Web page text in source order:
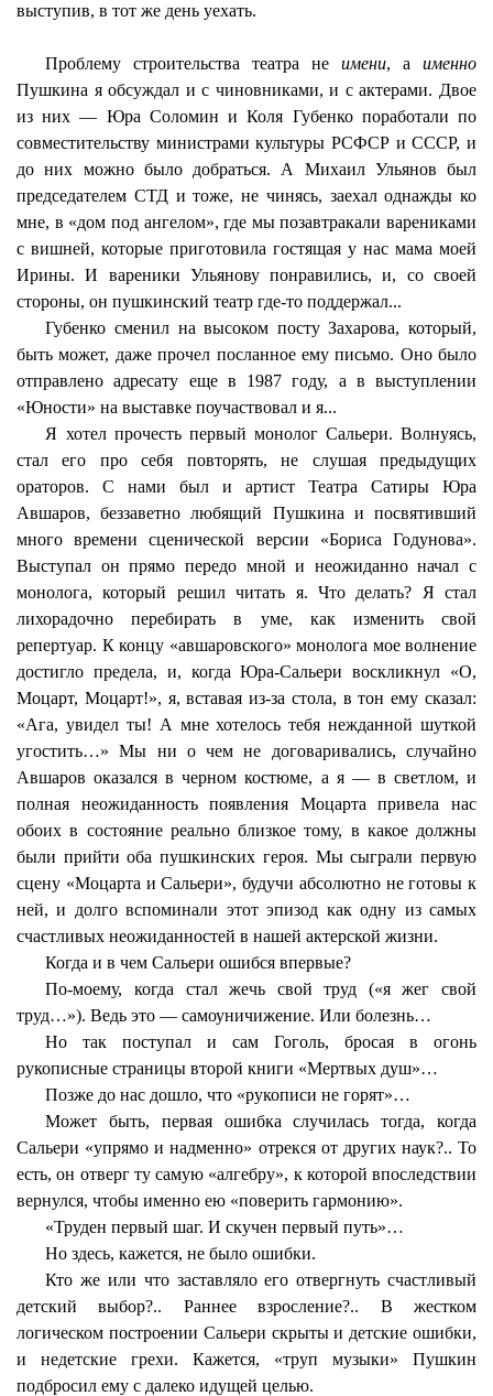
выступив, в тот же день уехать.
Проблему строительства театра неимени, аименно
Пушкина я обсуждал и с чиновниками, и с актерами. Двое
из них — Юра Соломин и Коля Губенко поработали по
совместительству министрами культуры РСФСР и СССР, и
до них можно было добраться. А Михаил Ульянов был
председателем СТД и тоже, не чинясь, заехал однажды ко
мне, в «дом под ангелом», где мы позавтракали варениками
с вишней, которые приготовила гостящая у нас мама моей
Ирины. И вареники Ульянову понравились, и, со своей
стороны, он пушкинский театр где-то поддержал...
Губенко сменил на высоком посту Захарова, который,
быть может, даже прочел посланное ему письмо. Оно было
отправлено адресату еще в 1987 году, а в выступлении
«Юности» на выставке поучаствовал и я...
Я хотел прочесть первый монолог Сальери. Волнуясь,
стал его про себя повторять, не слушая предыдущих
ораторов. С нами был и артист Театра Сатиры Юра
Авшаров, беззаветно любящий Пушкина и посвятивший
много времени сценической версии «Бориса Годунова».
Выступал он прямо передо мной и неожиданно начал с
монолога, который решил читать я. Что делать? Я стал
лихорадочно перебирать в уме, как изменить свой
репертуар. К концу «авшаровского» монолога мое волнение
достигло предела, и, когда Юра-Сальери воскликнул «О,
Моцарт, Моцарт!», я, вставая из-за стола, в тон ему сказал:
«Ага, увидел ты! А мне хотелось тебя нежданной шуткой
угостить…» Мы ни о чем не договаривались, случайно
Авшаров оказался в черном костюме, а я — в светлом, и
полная неожиданность появления Моцарта привела нас
обоих в состояние реально близкое тому, в какое должны
были прийти оба пушкинских героя. Мы сыграли первую
сцену «Моцарта и Сальери», будучи абсолютно не готовы к
ней, и долго вспоминали этот эпизод как одну из самых
счастливых неожиданностей в нашей актерской жизни.
Когда и в чем Сальери ошибся впервые?
По-моему, когда стал жечь свой труд («я жег свой
труд…»). Ведь это — самоуничижение. Или болезнь…
Но так поступал и сам Гоголь, бросая в огонь
рукописные страницы второй книги «Мертвых душ»…
Позже до нас дошло, что «рукописи не горят»…
Может быть, первая ошибка случилась тогда, когда
Сальери «упрямо и надменно» отрекся от других наук?.. То
есть, он отверг ту самую «алгебру», к которой впоследствии
вернулся, чтобы именно ею «поверить гармонию».
«Труден первый шаг. И скучен первый путь»…
Но здесь, кажется, не было ошибки.
Кто же или что заставляло его отвергнуть счастливый
детский выбор?.. Раннее взросление?.. В жестком
логическом построении Сальери скрыты и детские ошибки,
и недетские грехи. Кажется, «труп музыки» Пушкин
подбросил ему с далеко идущей целью.